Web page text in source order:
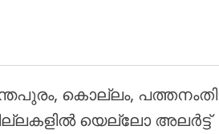
കൊല്ലം,
യെല്ലോ അലർട്ട്